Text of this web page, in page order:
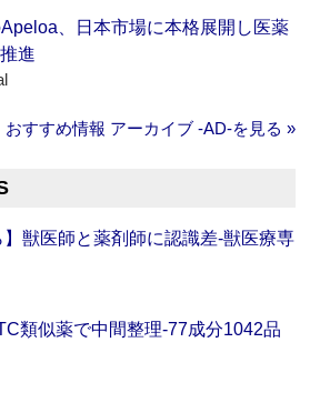
、日本市場に本格展開し医薬
進
おすすめ情報 アーカイブ ‐AD‐を見る »
】獣医師と薬剤師に認識差‐獣医療専
類似薬で中間整理‐77成分1042品